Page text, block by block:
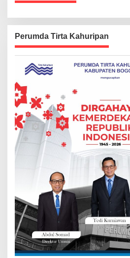
Perumda Tirta Kahuripan